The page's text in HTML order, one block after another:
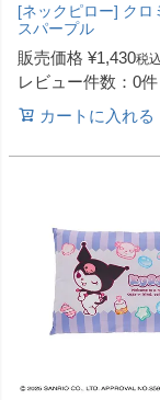
[ネックピロー] クロ
スパープル
販売価格 ¥1,430税込
レビュー件数：0件
カートに入れる